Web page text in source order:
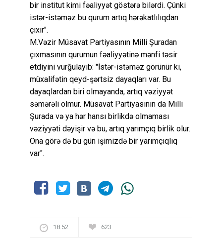
bir institut kimi fəaliyyət göstərə bilərdi. Çünki
istər-istəməz bu qurum artıq hərəkatlılıqdan
çıxır".
M.Vəzir Müsavat Partiyasının Milli Şuradan
çıxmasının qurumun fəaliyyətinə mənfi təsir
etdiyini vurğulayıb: "İstər-istəməz görünür ki,
müxalifətin qeyd-şərtsiz dayaqları var. Bu
dayaqlardan biri olmayanda, artıq vəziyyət
səmərəli olmur. Müsavat Partiyasının da Milli
Şurada və ya hər hansı birlikdə olmaması
vəziyyəti dəyişir və bu, artıq yarımçıq birlik olur.
Ona görə də bu gün işimizdə bir yarımçıqlıq
var".
18:52 623